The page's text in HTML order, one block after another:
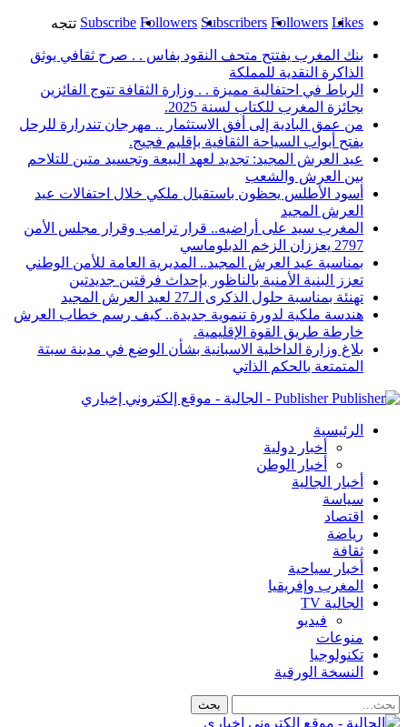
Likes
Followers
Subscribers
Followers
Subscribe تتجه
بنك المغرب يفتتح متحف النقود بفاس . . صرح ثقافي يوثق
الذاكرة النقدية للمملكة
الرباط في احتفالية مميزة . . وزارة الثقافة تتوج الفائزين
بجائزة المغرب للكتاب لسنة 2025.
من عمق البادية إلى أفق الاستثمار .. مهرجان تندرارة للرحل
يفتح أبواب السياحة الثقافية بإقليم فجيج.
عيد العرش المجيد: تجديد لعهد البيعة وتجسيد متين للتلاحم
بين العرش والشعب
أسود الأطلس يحظون باستقبال ملكي خلال احتفالات عيد
العرش المجيد
المغرب سيد على أراضيه.. قرار ترامب وقرار مجلس الأمن
2797 يعززان الزخم الدبلوماسي
بمناسبة عيد العرش المجيد.. المديرية العامة للأمن الوطني
تعزز البنية الأمنية بالناظور بإحداث فرقتين جديدتين
تهنئة بمناسبة حلول الذكرى الـ27 لعيد العرش المجيد
هندسة ملكية لدورة تنموية جديدة.. كيف رسم خطاب العرش
خارطة طريق القوة الإقليمية.
بلاغ وزارة الداخلية الاسبانية بشأن الوضع في مدينة سبتة
المتمتعة بالحكم الذاتي
Publisher - الجالية - موقع إلكتروني إخباري
الرئيسية
أخبار دولية
أخبار الوطن
أخبار الجالية
سياسة
اقتصاد
رياضة
ثقافة
أخبار سياحية
المغرب وإفريقيا
الجالية TV
فيديو
منوعات
تكنولوجيا
النسخة الورقية